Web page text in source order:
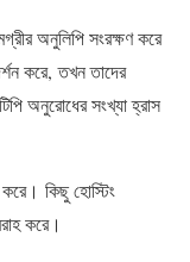
অনুলিপি সংরক্ষণ করে
করে, তখন তাদের
অনুরোধের সংখ্যা হ্রাস
করে। কিছু হোস্টিং
করে।